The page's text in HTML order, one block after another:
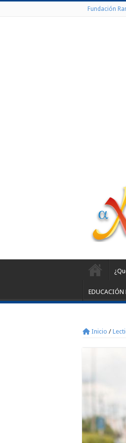
Fundación
EDUCACIÓN
Inicio /